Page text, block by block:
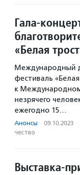
Гала-
«Белая
Международный
фестиваль
к
незрячего
ежегодно 15…
Анонсы · 09.10.2023 ·
чест­во
Выставка-